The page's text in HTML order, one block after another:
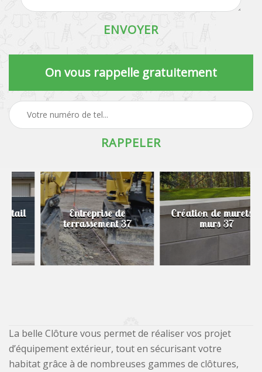
On vous rappelle gratuitement
Entreprise de
terrassement 37
Création de murets et
murs 37
La belle Clôture vous permet de réaliser vos projet
d’équipement extérieur, tout en sécurisant votre
habitat grâce à de nombreuses gammes de clôtures,